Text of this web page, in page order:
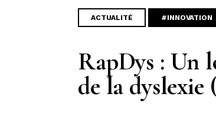
ACTUALITÉ #INNOVATION
RapDys : Un
de la dyslexie